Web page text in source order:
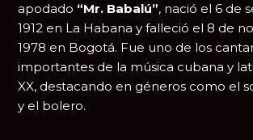
apodado “Mr. Babalú”, nació el 6 de
1912 en La Habana y falleció el 8 de
1978 en Bogotá. Fue uno de los
importantes de la música cubana y
XX, destacando en géneros como el
y el bolero.